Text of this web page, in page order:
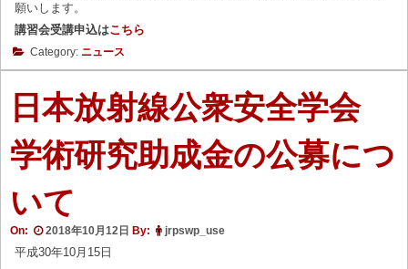
願いします。
講習会受講申込はこちら
Category: ニュース
日本放射線公衆安全学会
学術研究助成金の公募につ
いて
On: 2018年10月12日 By: jrpswp_use
平成30年10月15日